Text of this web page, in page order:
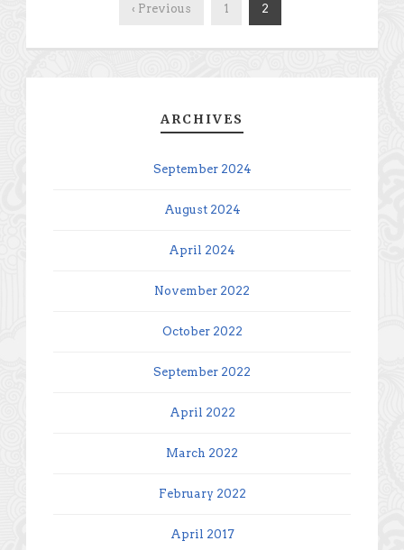
‹ Previous 1 2
ARCHIVES
September 2024
August 2024
April 2024
November 2022
October 2022
September 2022
April 2022
March 2022
February 2022
April 2017